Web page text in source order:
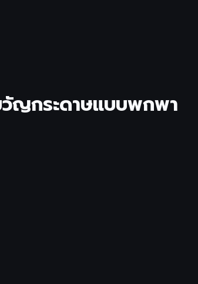
ญกระดาษแบบพกพา